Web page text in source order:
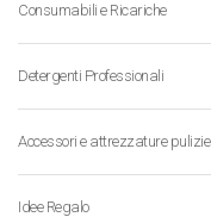
Consumabili e Ricariche
Detergenti Professionali
Accessori e attrezzature pulizie
Idee Regalo